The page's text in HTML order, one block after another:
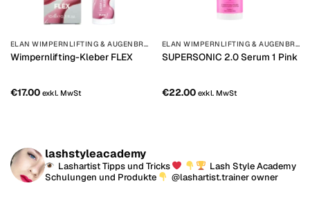
ELAN WIMPERNLIFTING & AUGENBRAUENLAMINIERUNG
Wimpernlifting-Kleber FLEX
€17.00 exkl. MwSt
ELAN WIMPERNLIFTING & AUGENBRAUENLAMINIERUNG
SUPERSONIC 2.0 Serum 1 Pink
€22.00 exkl. MwSt
lashstyleacademy
Lashartist Tipps und Tricks
Lash Style Academy
Schulungen und Produkte
@lashartist.trainer owner